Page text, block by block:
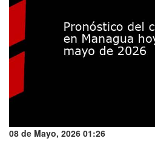
08 de Mayo, 2026 01:26